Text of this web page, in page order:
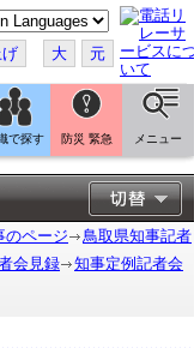
大 元
で探す 防災 緊急 メニュー
のページ
鳥取県知事記者
会見録
知事定例記者会